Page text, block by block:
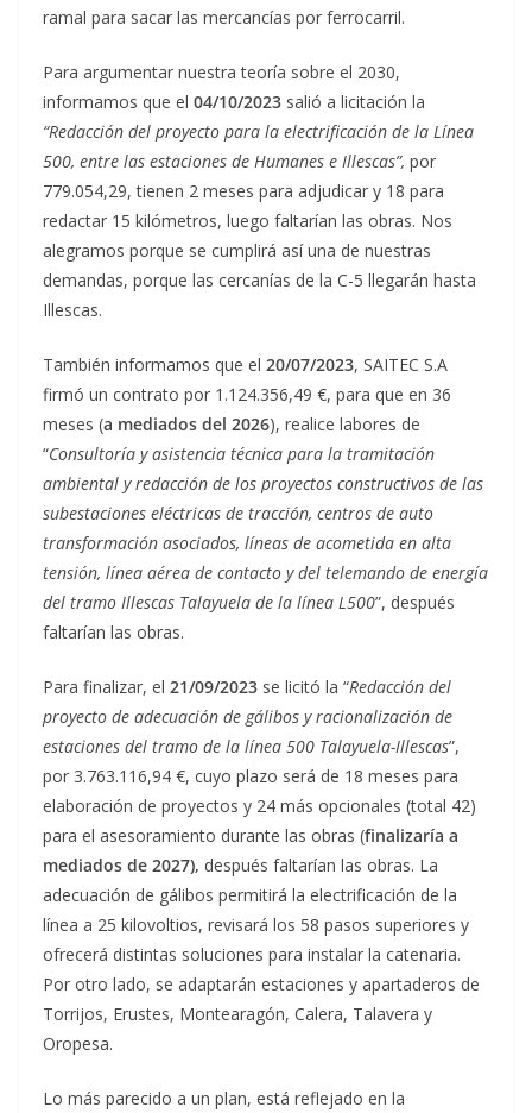
ramal para sacar las mercancías por ferrocarril.
Para argumentar nuestra teoría sobre el 2030,
informamos que el 04/10/2023 salió a licitación la
“Redacción del proyecto para la electrificación de la Línea
500, entre las estaciones de Humanes e Illescas”, por
779.054,29, tienen 2 meses para adjudicar y 18 para
redactar 15 kilómetros, luego faltarían las obras. Nos
alegramos porque se cumplirá así una de nuestras
demandas, porque las cercanías de la C-5 llegarán hasta
Illescas.
También informamos que el 20/07/2023, SAITEC S.A
firmó un contrato por 1.124.356,49 €, para que en 36
meses (a mediados del 2026), realice labores de
“Consultoría y asistencia técnica para la tramitación
ambiental y redacción de los proyectos constructivos de las
subestaciones eléctricas de tracción, centros de auto
transformación asociados, líneas de acometida en alta
tensión, línea aérea de contacto y del telemando de energía
del tramo Illescas Talayuela de la línea L500”, después
faltarían las obras.
Para finalizar, el 21/09/2023 se licitó la “Redacción del
proyecto de adecuación de gálibos y racionalización de
estaciones del tramo de la línea 500 Talayuela-Illescas”,
por 3.763.116,94 €, cuyo plazo será de 18 meses para
elaboración de proyectos y 24 más opcionales (total 42)
para el asesoramiento durante las obras (finalizaría a
mediados de 2027), después faltarían las obras. La
adecuación de gálibos permitirá la electrificación de la
línea a 25 kilovoltios, revisará los 58 pasos superiores y
ofrecerá distintas soluciones para instalar la catenaria.
Por otro lado, se adaptarán estaciones y apartaderos de
Torrijos, Erustes, Montearagón, Calera, Talavera y
Oropesa.
Lo más parecido a un plan, está reflejado en la